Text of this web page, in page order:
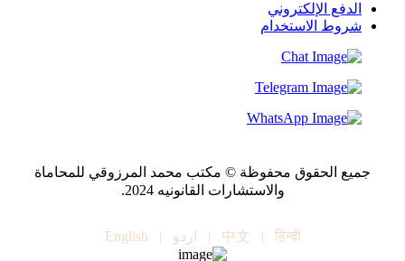
الدفع الإلكتروني
شروط الاستخدام
جميع الحقوق محفوظة © مكتب محمد المرزوقي للمحاماة
والاستشارات القانونيه 2024.
中文 | हिन्दी
| اردو |
English